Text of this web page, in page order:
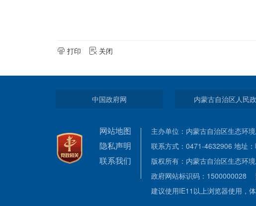
打印 关闭
中国政府网 内蒙古自治区人民
网站地图
隐私声明
联系我们
主办单位：内蒙古自治区生态环
联系方式：0471-4632906 地址
版权所有：内蒙古自治区生态环
政府网站标识码：1500000028
建议使用IE11以上浏览器使用，